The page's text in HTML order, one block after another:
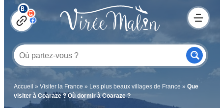
Accueil » Visiter la France » Les plus beaux villages de France » Que
visiter à Coaraze ? Où dormir à Coaraze ?